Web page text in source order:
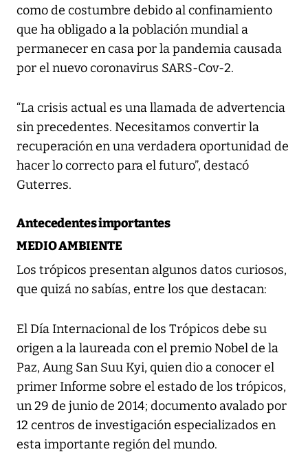
como de costumbre debido al confinamiento
que ha obligado a la población mundial a
permanecer en casa por la pandemia causada
por el nuevo coronavirus SARS-Cov-2.
“La crisis actual es una llamada de advertencia
sin precedentes. Necesitamos convertir la
recuperación en una verdadera oportunidad de
hacer lo correcto para el futuro”, destacó
Guterres.
Antecedentes importantes
MEDIO AMBIENTE
Los trópicos presentan algunos datos curiosos,
que quizá no sabías, entre los que destacan:
El Día Internacional de los Trópicos debe su
origen a la laureada con el premio Nobel de la
Paz, Aung San Suu Kyi, quien dio a conocer el
primer Informe sobre el estado de los trópicos,
un 29 de junio de 2014; documento avalado por
12 centros de investigación especializados en
esta importante región del mundo.